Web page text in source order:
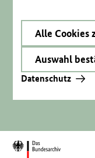
Alle Cookies
Auswahl
Datenschutz
Zur